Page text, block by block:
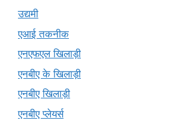
उद्यमी
एआई तकनीक
एनएफएल खिलाड़ी
एनबीए के खिलाड़ी
एनबीए खिलाड़ी
एनबीए प्लेयर्स